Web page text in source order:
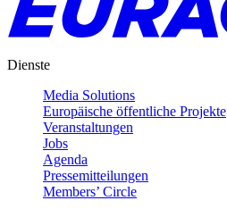
Dienste
Media Solutions
Europäische öffentliche Projekte
Veranstaltungen
Jobs
Agenda
Pressemitteilungen
Members’ Circle